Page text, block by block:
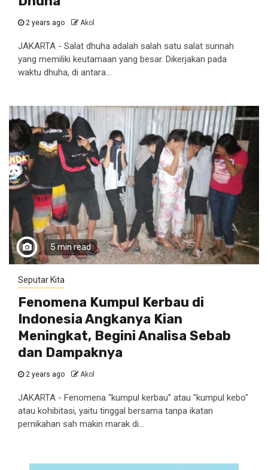
2 years ago Akol
JAKARTA - Salat dhuha adalah salah satu salat sunnah
yang memiliki keutamaan yang besar. Dikerjakan pada
waktu dhuha, di antara...
5 min read
Seputar Kita
Fenomena Kumpul Kerbau di
Indonesia Angkanya Kian
Meningkat, Begini Analisa Sebab
dan Dampaknya
2 years ago Akol
JAKARTA - Fenomena “kumpul kerbau” atau "kumpul kebo"
atau kohibitasi, yaitu tinggal bersama tanpa ikatan
pernikahan sah makin marak di...